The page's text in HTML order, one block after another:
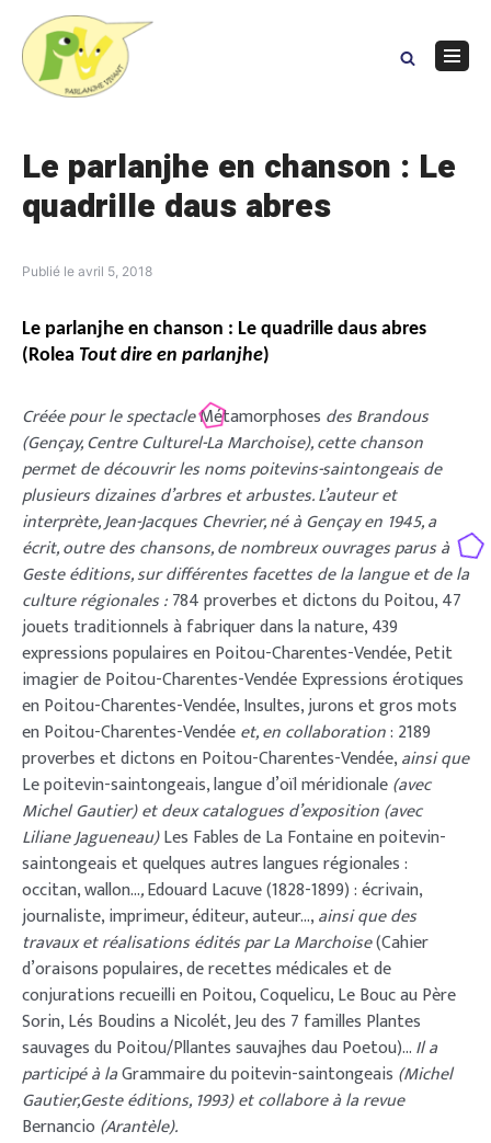
content
Le parlanjhe en chanson : Le
quadrille daus abres
Publié le avril 5, 2018
Le parlanjhe en chanson : Le quadrille daus abres
(Rolea Tout dire en parlanjhe)
Créée pour le spectacleMétamorphoses des Brandous
(Gençay, Centre Culturel-La Marchoise), cette chanson
permet de découvrir les noms poitevins-saintongeais de
plusieurs dizaines d’arbres et arbustes. L’auteur et
interprète, Jean-Jacques Chevrier, né à Gençay en 1945, a
écrit, outre des chansons, de nombreux ouvrages parus à
Geste éditions, sur différentes facettes de la langue et de la
culture régionales :784 proverbes et dictons du Poitou, 47
jouets traditionnels à fabriquer dans la nature, 439
expressions populaires en Poitou-Charentes-Vendée, Petit
imagier de Poitou-Charentes-Vendée Expressions érotiques
en Poitou-Charentes-Vendée, Insultes, jurons et gros mots
en Poitou-Charentes-Vendéeet, en collaboration: 2189
proverbes et dictons en Poitou-Charentes-Vendée,ainsi que
Le poitevin-saintongeais, langue d’oïl méridionale(avec
Michel Gautier) et deux catalogues d’exposition (avec
Liliane Jagueneau)Les Fables de La Fontaine en poitevin-
saintongeais et quelques autres langues régionales :
occitan, wallon…,Edouard Lacuve (1828-1899) : écrivain,
journaliste, imprimeur, éditeur, auteur…,ainsi que des
travaux et réalisations édités par La Marchoise(Cahier
d’oraisons populaires, de recettes médicales et de
conjurations recueilli en Poitou, Coquelicu, Le Bouc au Père
Sorin, Lés Boudins a Nicolét, Jeu des 7 familles Plantes
sauvages du Poitou/Pllantes sauvajhes dau Poetou)…Il a
participé à laGrammaire du poitevin-saintongeais (Michel
Gautier,Geste éditions, 1993) et collabore à la revue
Bernancio (Arantèle).